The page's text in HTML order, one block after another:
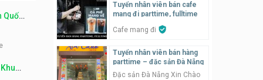
Quốc
Tuyển nhân viên bán cafe
mang đi parttime, fulltime
Cafe mang đi
Tuyển nhân viên bán hàng
parttime – đặc sản Đà Nẵng
Đặc sản Đà Nẵng Xin Chào